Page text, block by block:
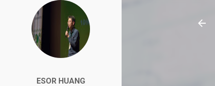
ESOR HUANG